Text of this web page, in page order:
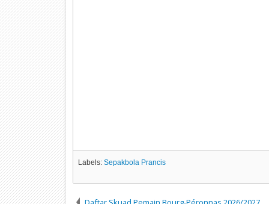
Labels: Sepakbola Prancis